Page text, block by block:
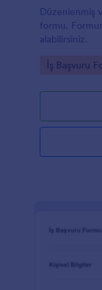
Düzenlenmiş
formu.
alabilirsiniz.
Go to
İş Başvuru